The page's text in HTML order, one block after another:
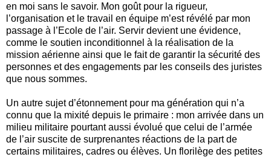
en moi sans le savoir. Mon goût pour la rigueur,
l’organisation et le travail en équipe m’est révélé par mon
passage à l’Ecole de l’air. Servir devient une évidence,
comme le soutien inconditionnel à la réalisation de la
mission aérienne ainsi que le fait de garantir la sécurité des
personnes et des engagements par les conseils des juristes
que nous sommes.
Un autre sujet d’étonnement pour ma génération qui n’a
connu que la mixité depuis le primaire : mon arrivée dans un
milieu militaire pourtant aussi évolué que celui de l’armée
de l’air suscite de surprenantes réactions de la part de
certains militaires, cadres ou élèves. Un florilège des petites